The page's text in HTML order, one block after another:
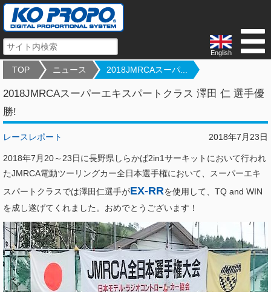
English
TOP ニュース 2018JMRCAスーパ...
2018JMRCAスーパーエキスパートクラス 澤田 仁 選手優
勝!
2018年7月23日
レースレポート
2018年7月20～23日に長野県しらかば2in1サーキットにおいて行われ
たJMRCA電動ツーリングカー全日本選手権において、スーパーエキ
スパートクラスでは澤田仁選手がEX-RRを使用して、TQ and WIN
を成し遂げてくれました。おめでとうございます！